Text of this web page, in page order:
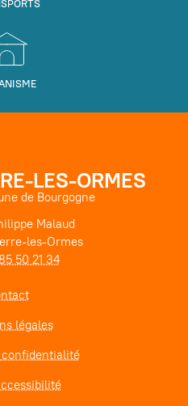
LES-ORMES
de Bourgogne
Malaud
les-Ormes
50 21 34
légales
confidentialité